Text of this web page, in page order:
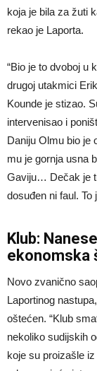
koja je bila za žuti
rekao je Laporta.
“Bio je to dvoboj u
drugoj utakmici
Kounde je stizao.
intervenisao i
Daniju Olmu bio je
mu je gornja usna
Gaviju… Dečak je
dosuđen ni faul. To
Klub:
ekonomska
Novo zvanično
Laportinog
oštećen. “Klub
nekoliko sudijskih
koje su proizašle